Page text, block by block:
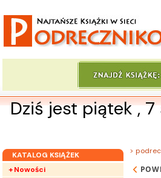
Dziś jest piątek ,
KATALOG KSIĄŻEK
+ Nowości
>